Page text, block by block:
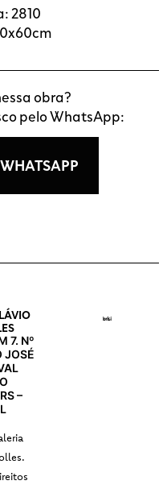
2810
obra?
pelo WhatsApp:
7. Nº
JOSÉ
–